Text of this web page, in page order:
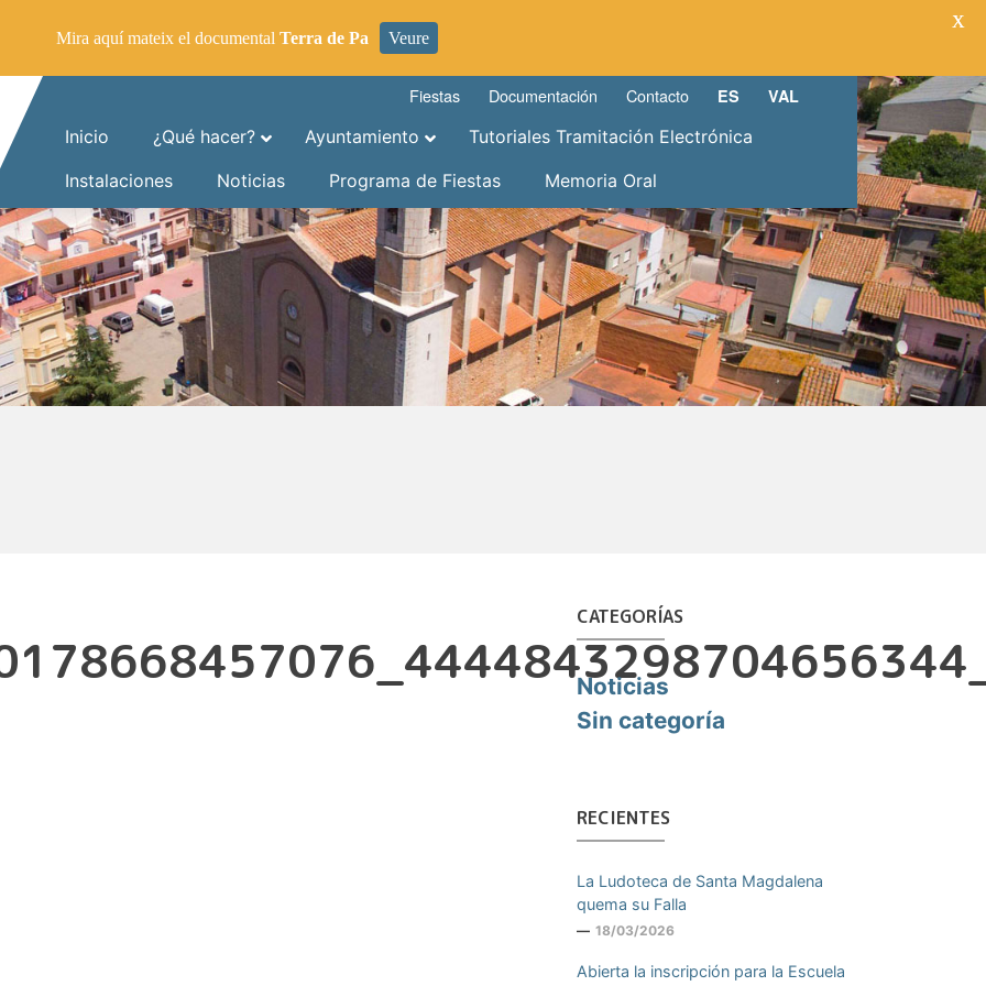
Fiestas Documentación Contacto ES
VAL
Inicio
¿Qué hacer? Ayuntamiento
Tutoriales Tramitación Electrónica
Instalaciones
Noticias Programa de Fiestas Memoria Oral
CATEGORÍAS
Noticias
Sin categoría
RECIENTES
La Ludoteca de Santa Magdalena
quema su Falla
18/03/2026
Abierta la inscripción para la Escuela
Mira aquí mateix el documental Terra de Pa Veure
X